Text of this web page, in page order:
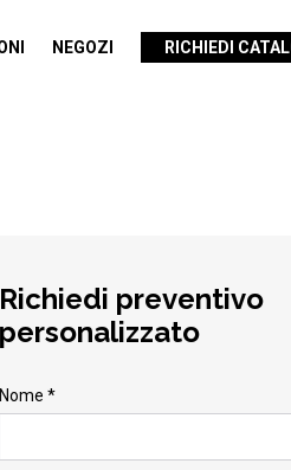
NEGOZI RICHIEDI
Richiedi preventivo
personalizzato
Nome *